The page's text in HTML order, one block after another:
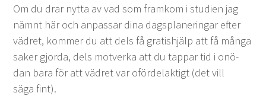
Om du drar nyt­ta av vad som framkom i stu­di­en jag
näm­nt här och anpas­sar dina dags­planer­ingar efter
vädret, kom­mer du att dels få gratishjälp att få mån­ga
sak­er gjor­da, dels motver­ka att du tap­par tid i onö­
dan bara för att vädret var oförde­lak­tigt (det vill
säga fint).